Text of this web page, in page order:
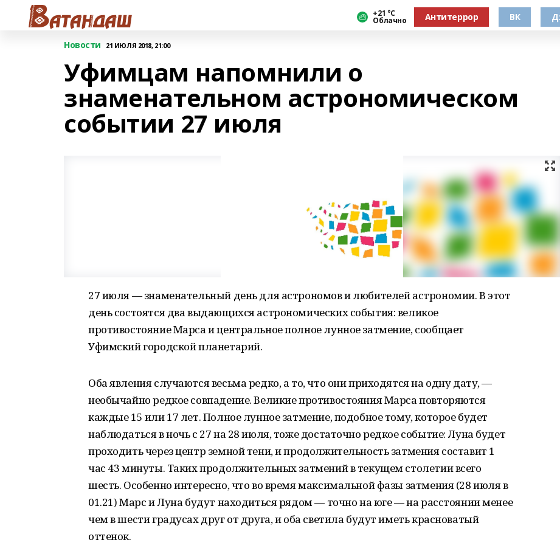
+21 °С
Облачно Антитеррор ВК
Новости 21 ИЮЛЯ 2018, 21:00
Уфимцам напомнили о
знаменательном астрономическом
событии 27 июля
27 июля — знаменательный день для астрономов и любителей астрономии. В этот
день состоятся два выдающихся астрономических события: великое
противостояние Марса и центральное полное лунное затмение, сообщает
Уфимский городской планетарий.
Оба явления случаются весьма редко, а то, что они приходятся на одну дату, —
необычайно редкое совпадение. Великие противостояния Марса повторяются
каждые 15 или 17 лет. Полное лунное затмение, подобное тому, которое будет
наблюдаться в ночь с 27 на 28 июля, тоже достаточно редкое событие: Луна будет
проходить через центр земной тени, и продолжительность затмения составит 1
час 43 минуты. Таких продолжительных затмений в текущем столетии всего
шесть. Особенно интересно, что во время максимальной фазы затмения (28 июля в
01.21) Марс и Луна будут находиться рядом — точно на юге — на расстоянии менее
чем в шести градусах друг от друга, и оба светила будут иметь красноватый
оттенок.